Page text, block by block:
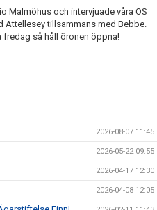
Malmöhus och intervjuade våra OS
Attellesey tillsammans med Bebbe.
så håll öronen öppna!
2026-08-07 11:45
2026-05-22 09:55
2026-04-17 12:30
2026-04-08 12:05